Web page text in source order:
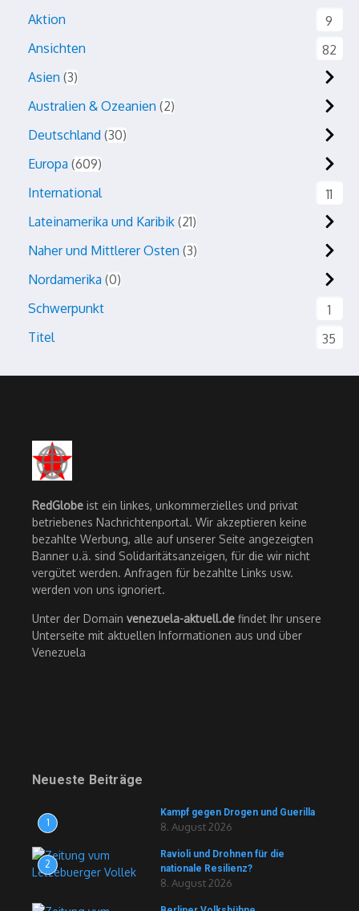
Aktion
9
Ansichten
82
Asien 3
Australien & Ozeanien 2
Deutschland 30
Europa 609
International
11
Lateinamerika und Karibik 21
Naher und Mittlerer Osten 3
Nordamerika 0
Schwerpunkt
1
Titel
35
RedGlobe ist ein linkes, unkommerzielles und privat
betriebenes Nachrichtenportal. Wir akzeptieren keine
bezahlte Werbung, alle auf unserer Seite angezeigten
Banner u.ä. sind Solidaritätsanzeigen, für die wir nicht
vergütet werden. Anfragen für bezahlte Links usw.
werden von uns ignoriert.
Unter der Domain venezuela-aktuell.de findet Ihr unsere
Unterseite mit aktuellen Informationen aus und über
Venezuela
Neueste Beiträge
1
Kampf gegen Drogen und Guerilla
8. August 2026
2
Ravioli und Drohnen für die
nationale Resilienz?
8. August 2026